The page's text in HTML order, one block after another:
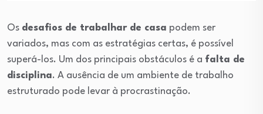
Os desafios de trabalhar de casa podem ser
variados, mas com as estratégias certas, é possível
superá-los. Um dos principais obstáculos é a falta de
disciplina. A ausência de um ambiente de trabalho
estruturado pode levar à procrastinação.